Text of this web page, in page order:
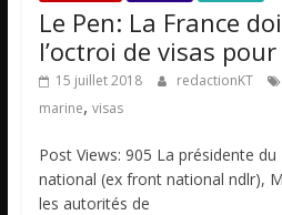
Le Pen: La France
l’octroi de visas
15 juillet 2018 redactionKT
marine, visas
Post Views: 905 La présidente
national (ex front national ndlr),
les autorités de